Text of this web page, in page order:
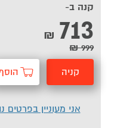
קנה ב-
713
₪
999 ₪
קניה הוסף
אני מעוניין